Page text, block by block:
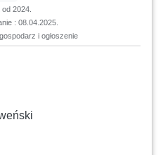
2024.
: 08.04.2025.
i ogłoszenie